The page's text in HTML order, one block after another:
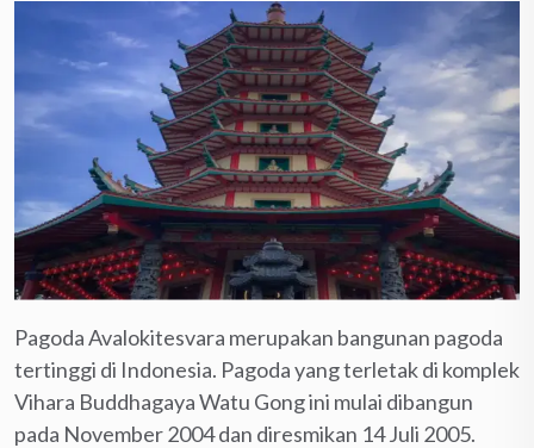
Pagoda Avalokitesvara merupakan bangunan pagoda
tertinggi di Indonesia. Pagoda yang terletak di komplek
Vihara Buddhagaya Watu Gong ini mulai dibangun
pada November 2004 dan diresmikan 14 Juli 2005.